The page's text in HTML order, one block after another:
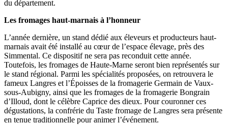
du département.
Les fromages haut-marnais à l’honneur
L’année dernière, un stand dédié aux éleveurs et producteurs haut-
marnais avait été installé au cœur de l’espace élevage, près des
Simmental. Ce dispositif ne sera pas reconduit cette année.
Toutefois, les fromages de Haute-Marne seront bien représentés sur
le stand régional. Parmi les spécialités proposées, on retrouvera le
fameux Langres et l’Époisses de la fromagerie Germain de Vaux-
sous-Aubigny, ainsi que les fromages de la fromagerie Bongrain
d’Illoud, dont le célèbre Caprice des dieux. Pour couronner ces
dégustations, la confrérie du Taste fromage de Langres sera présente
en tenue traditionnelle pour animer l’événement.